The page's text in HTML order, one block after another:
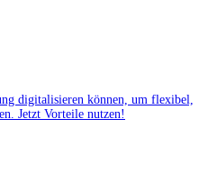
digitalisieren können, um flexibel,
Jetzt Vorteile nutzen!